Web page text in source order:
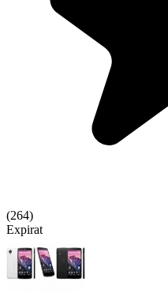
(264)
Expirat